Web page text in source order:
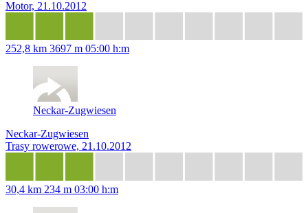
Motor, 21.10.2012
252,8 km 3697 m 05:00 h:m
Neckar-Zugwiesen
Neckar-Zugwiesen
Trasy rowerowe, 21.10.2012
30,4 km 234 m 03:00 h:m